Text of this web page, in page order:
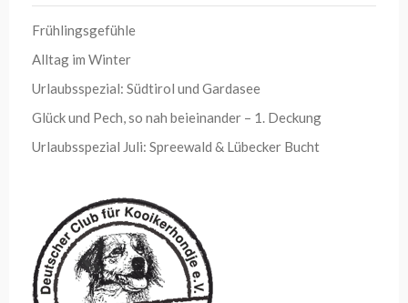
Frühlingsgefühle
Alltag im Winter
Urlaubsspezial: Südtirol und Gardasee
Glück und Pech, so nah beieinander – 1. Deckung
Urlaubsspezial Juli: Spreewald & Lübecker Bucht